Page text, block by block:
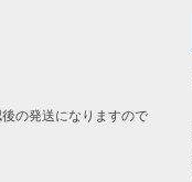
の発送になりますので